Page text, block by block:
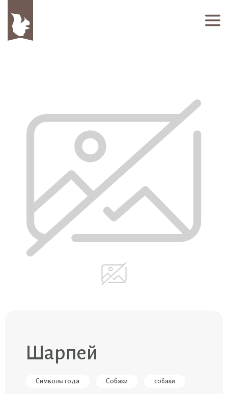
Шарпей
Символы года Собаки собаки